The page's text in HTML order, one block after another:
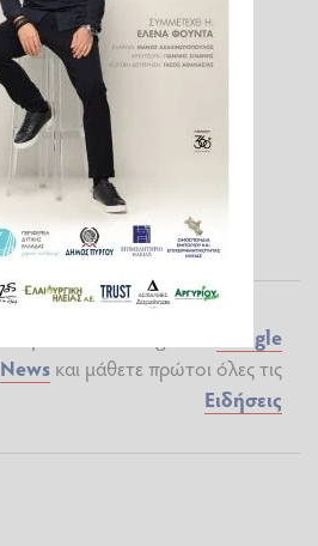
Google
News και μάθετε πρώτοι όλες τις
Ειδήσεις